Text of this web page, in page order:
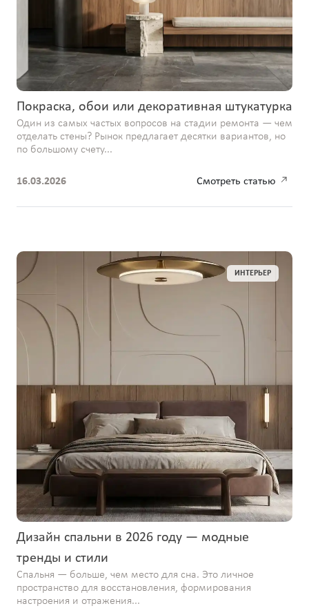
Покраска, обои или декоративная штукатурка
Один из самых частых вопросов на стадии ремонта — чем
отделать стены? Рынок предлагает десятки вариантов, но
по большому счету...
16.03.2026 Смотреть статью
ИНТЕРЬЕР
Дизайн спальни в 2026 году — модные
тренды и стили
Спальня — больше, чем место для сна. Это личное
пространство для восстановления, формирования
настроения и отражения...